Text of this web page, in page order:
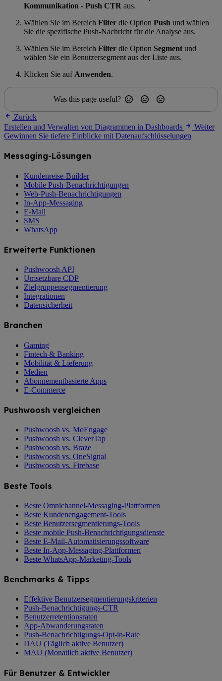
Kommunikation - Push CTR aus.
Wählen Sie im Bereich Filter die Option Push und wählen
Sie die spezifische Push-Nachricht für die Analyse aus.
Wählen Sie im Bereich Filter die Option Segment und
wählen Sie ein Benutzersegment aus der Liste aus.
Klicken Sie auf Anwenden.
Was this page useful?
Zurück
Erstellen und Verwalten von Diagrammen in Dashboards
Weiter
Gewinnen Sie tiefere Einblicke mit Datenaufschlüsselungen
Messaging-Lösungen
Kundenreise-Builder
Mobile Push-Benachrichtigungen
Web-Push-Benachrichtigungen
In-App-Messaging
E-Mail
SMS
WhatsApp
Erweiterte Funktionen
Pushwoosh API
Umsetzbare CDP
Zielgruppensegmentierung
Integrationen
Datensicherheit
Branchen
Gaming
Fintech & Banking
Mobilität & Lieferung
Medien
Abonnementbasierte Apps
E-Commerce
Pushwoosh vergleichen
Pushwoosh vs. MoEngage
Pushwoosh vs. CleverTap
Pushwoosh vs. Braze
Pushwoosh vs. OneSignal
Pushwoosh vs. Firebase
Beste Tools
Beste Omnichannel-Messaging-Plattformen
Beste Kundenengagement-Tools
Beste Benutzersegmentierungs-Tools
Beste mobile Push-Benachrichtigungsdienste
Beste E-Mail-Automatisierungssoftware
Beste In-App-Messaging-Plattformen
Beste WhatsApp-Marketing-Tools
Benchmarks & Tipps
Effektive Benutzersegmentierungskriterien
Push-Benachrichtigungs-CTR
Benutzerretentionsraten
App-Abwanderungsraten
Push-Benachrichtigungs-Opt-in-Rate
DAU (Täglich aktive Benutzer)
MAU (Monatlich aktive Benutzer)
Für Benutzer & Entwickler